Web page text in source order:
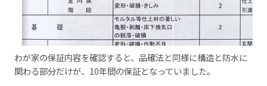
わが家の保証内容を確認すると、品確法と同様に構造と防水に
関わる部分だけが、10年間の保証となっていました。